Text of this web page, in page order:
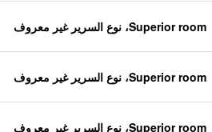
Superior room، نوع السرير غير معروف
Superior room، نوع السرير غير معروف
Superior room، نوع السرير غير معروف